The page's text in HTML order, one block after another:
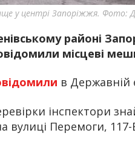
у центрі Запоріжжя. Фото:
районі
місцеві
в Державній
інспектори
вулиці Перемоги, 117-